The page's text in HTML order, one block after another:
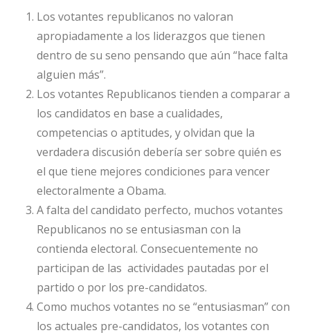
Los votantes republicanos no valoran
apropiadamente a los liderazgos que tienen
dentro de su seno pensando que aún “hace falta
alguien más”.
Los votantes Republicanos tienden a comparar a
los candidatos en base a cualidades,
competencias o aptitudes, y olvidan que la
verdadera discusión debería ser sobre quién es
el que tiene mejores condiciones para vencer
electoralmente a Obama.
A falta del candidato perfecto, muchos votantes
Republicanos no se entusiasman con la
contienda electoral. Consecuentemente no
participan de las actividades pautadas por el
partido o por los pre-candidatos.
Como muchos votantes no se “entusiasman” con
los actuales pre-candidatos, los votantes con